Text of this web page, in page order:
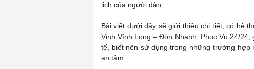
lịch của người dân.
Bài viết dưới đây sẽ giới thiệu chi tiết, có hệ
Vinh Vĩnh Long – Đón Nhanh, Phục Vụ 24/
tế, biết nên sử dụng trong những trường hợp
an tâm.